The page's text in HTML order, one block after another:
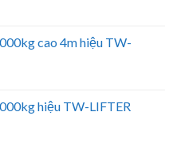
cao 4m hiệu TW-
hiệu TW-LIFTER